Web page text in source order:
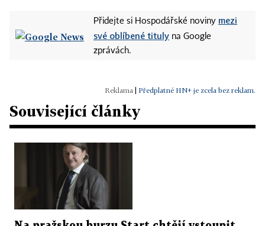
Přidejte si Hospodářské noviny mezi
své oblíbené tituly na Google
zprávách.
Předplatné HN+ je zcela bez reklam.
Související články